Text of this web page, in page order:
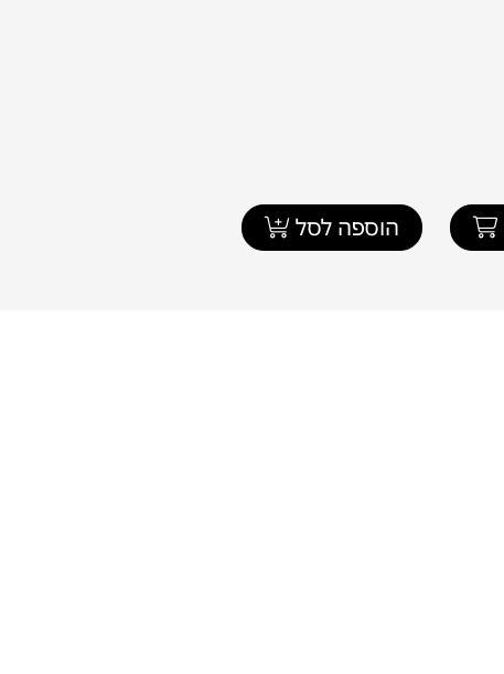
הוספה לסל